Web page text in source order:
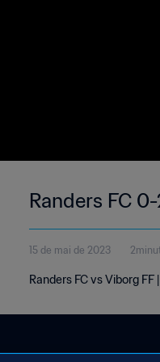
Randers FC
15 de mai de 2023
Randers FC vs Viborg